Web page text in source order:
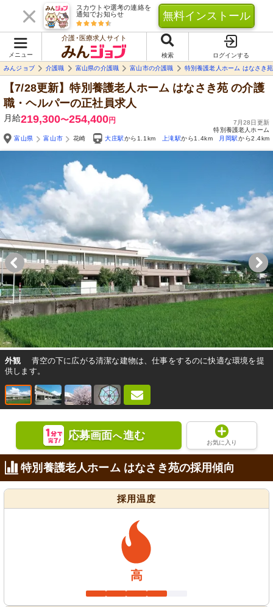
スカウトや選考の連絡を
通知でお知らせ
無料インストール
メニュー
介護･医療求人サイト
検索
ログインする
みんジョブ
介護職 富山県の介護職 富山市の介護職 特別養護老人ホーム はなさき苑
【7/28更新】特別養護老人ホーム はなさき苑 の介護
職・ヘルパーの正社員求人
月給219,300〜254,400円
7月28日更新
特別養護老人ホーム
富山県
富山市 花崎 大庄駅から1.1km 上滝駅から1.4km 月岡駅から2.4km
外観
青空の下に広がる清潔な建物は、仕事をするのに快適な環境を提
供します。
応募画面へ進む
お気に入り
特別養護老人ホーム はなさき苑の採用傾向
採用温度
高